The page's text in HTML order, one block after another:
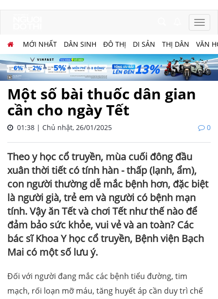
MỚI NHẤT DÂN SINH ĐÔ THỊ DI SẢN THỊ DÂN VĂN
Một số bài thuốc dân gian
cần cho ngày Tết
01:38 | Chủ nhật, 26/01/2025 0
​​​​​​​Theo y học cổ truyền, mùa cuối đông đầu
xuân thời tiết có tính hàn - thấp (lạnh, ẩm),
con người thường dễ mắc bệnh hơn, đặc biệt
là người già, trẻ em và người có bệnh mạn
tính. Vậy ăn Tết và chơi Tết như thế nào để
đảm bảo sức khỏe, vui vẻ và an toàn? Các
bác sĩ Khoa Y học cổ truyền, Bệnh viện Bạch
Mai có một số lưu ý.
Đối với người đang mắc các bệnh tiểu đường, tim
mạch, rối loạn mỡ máu, tăng huyết áp cần duy trì chế